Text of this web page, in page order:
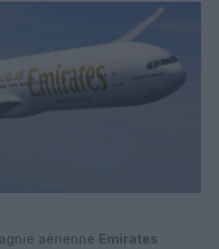
aérienne Emirates